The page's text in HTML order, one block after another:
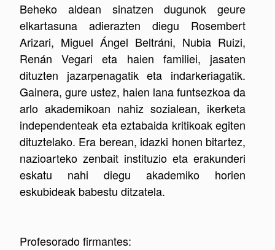
Beheko aldean sinatzen dugunok geure
elkartasuna adierazten diegu Rosembert
Arizari, Miguel Ángel Beltráni, Nubia Ruizi,
Renán Vegari eta haien familiei, jasaten
dituzten jazarpenagatik eta indarkeriagatik.
Gainera, gure ustez, haien lana funtsezkoa da
arlo akademikoan nahiz sozialean, ikerketa
independenteak eta eztabaida kritikoak egiten
dituztelako. Era berean, idazki honen bitartez,
nazioarteko zenbait instituzio eta erakunderi
eskatu nahi diegu akademiko horien
eskubideak babestu ditzatela.
Profesorado firmantes: